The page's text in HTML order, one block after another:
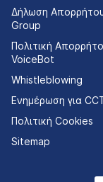
Δήλωση
Group
Πολιτική
VoiceBot
Whistleblowing
Ενημέρωση για
Πολιτική Cookies
Sitemap